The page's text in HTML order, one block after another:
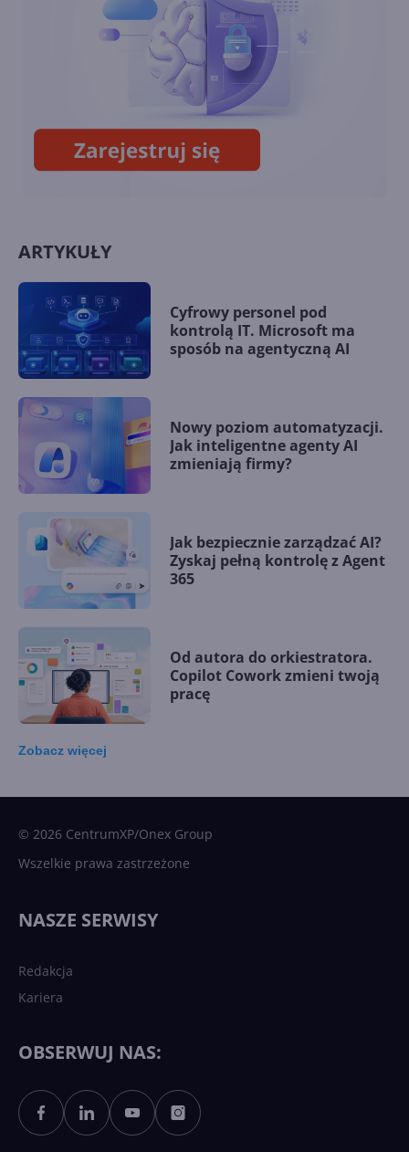
Windows Vista do lamusa! XP
jeszcze 2 lata!
ARTYKUŁY
Cyfrowy personel pod
kontrolą IT. Microsoft ma
sposób na agentyczną AI
Nowy poziom automatyzacji.
Jak inteligentne agenty AI
zmieniają firmy?
Jak bezpiecznie zarządzać AI?
Zyskaj pełną kontrolę z Agent
365
Od autora do orkiestratora.
Copilot Cowork zmieni twoją
pracę
Sztuczna inteligencja po
polsku. Dość barier
Zobacz więcej
© 2026 CentrumXP/Onex Group
Wszelkie prawa zastrzeżone
NASZE SERWISY
Redakcja
Kariera
OBSERWUJ NAS: